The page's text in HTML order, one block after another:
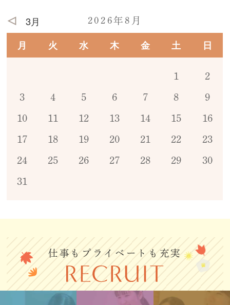
2026年8月
月 火 水 木 金 土 日
3月
1 2
3 4 5 6 7 8 9
10 11 12 13 14 15 16
17 18 19 20 21 22 23
24 25 26 27 28 29 30
31
仕事もプライベートも充実